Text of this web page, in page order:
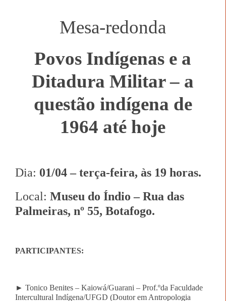
Mesa-redonda
Povos Indígenas e a
Ditadura Militar – a
questão indígena de
1964 até hoje
Dia: 01/04 – terça-feira, às 19 horas.
Local: Museu do Índio – Rua das
Palmeiras, nº 55, Botafogo.
PARTICIPANTES:
► Tonico Benites – Kaiowá/Guarani – Prof.ºda Faculdade
Intercultural Indígena/UFGD (Doutor em Antropologia